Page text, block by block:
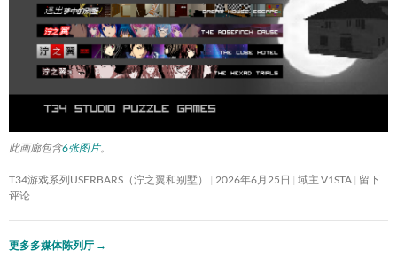
此画廊包含6张图片。
T34游戏系列USERBARS（泞之翼和别墅） 2026年6月25日 域主 V1STA 留下
评论
更多多媒体陈列厅 →